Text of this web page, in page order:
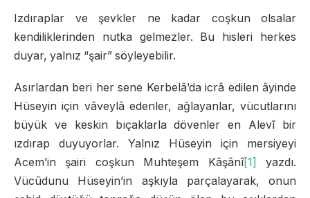
Izdıraplar ve şevkler ne kadar coşkun olsalar
kendiliklerinden nutka gelmezler. Bu hisleri herkes
duyar, yalnız “şair” söyleyebilir.
Asırlardan beri her sene Kerbelâ’da icrâ edilen âyinde
Hüseyin için vâveylâ edenler, ağlayanlar, vücutlarını
büyük ve keskin bıçaklarla dövenler en Alevî bir
ızdırap duyuyorlar. Yalnız Hüseyin için mersiyeyi
Acem’in şairi coşkun Muhteşem Kâşânî[1]
yazdı.
Vücûdunu Hüseyin’in aşkıyla parçalayarak, onun